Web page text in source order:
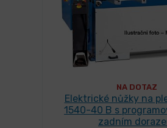
NA DOTAZ
Elektrické nůžky na
1540-40 B s
zadním